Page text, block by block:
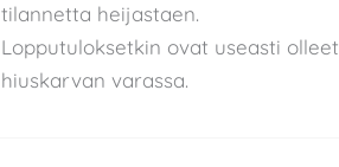
tilannetta heijastaen.
Lopputuloksetkin ovat useasti olleet
hiuskarvan varassa.